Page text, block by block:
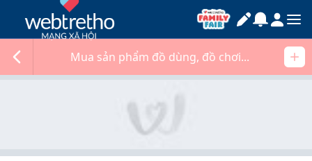
Mua sản phẩm đồ dùng, đồ chơi...